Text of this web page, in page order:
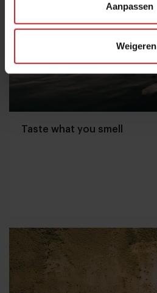
Aanpassen
Weigeren
Taste what you smell